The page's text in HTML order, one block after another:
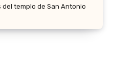
templo de San Antonio